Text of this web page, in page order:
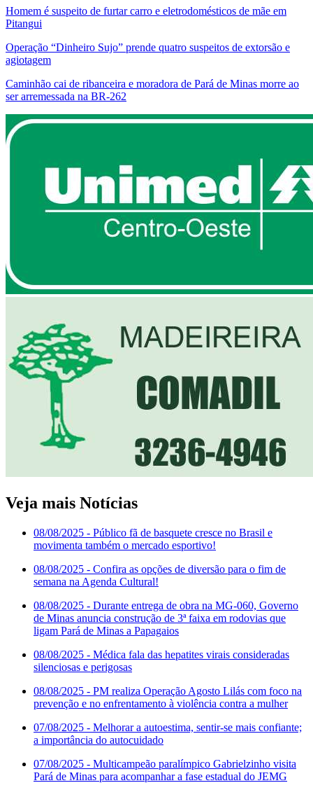
Homem é suspeito de furtar carro e eletrodomésticos de mãe em
Pitangui
Operação “Dinheiro Sujo” prende quatro suspeitos de extorsão e
agiotagem
Caminhão cai de ribanceira e moradora de Pará de Minas morre ao
ser arremessada na BR-262
Veja mais Notícias
08/08/2025 - Público fã de basquete cresce no Brasil e
movimenta também o mercado esportivo!
08/08/2025 - Confira as opções de diversão para o fim de
semana na Agenda Cultural!
08/08/2025 - Durante entrega de obra na MG-060, Governo
de Minas anuncia construção de 3ª faixa em rodovias que
ligam Pará de Minas a Papagaios
08/08/2025 - Médica fala das hepatites virais consideradas
silenciosas e perigosas
08/08/2025 - PM realiza Operação Agosto Lilás com foco na
prevenção e no enfrentamento à violência contra a mulher
07/08/2025 - Melhorar a autoestima, sentir-se mais confiante;
a importância do autocuidado
07/08/2025 - Multicampeão paralímpico Gabrielzinho visita
Pará de Minas para acompanhar a fase estadual do JEMG